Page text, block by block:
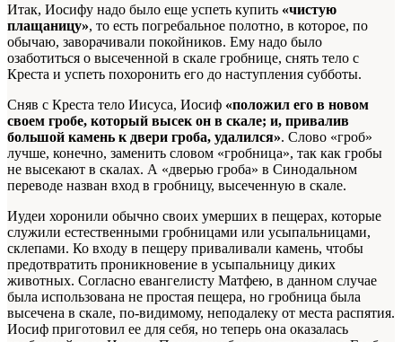
Итак, Иосифу надо было еще успеть купить «чистую
плащаницу», то есть погребальное полотно, в которое, по
обычаю, заворачивали покойников. Ему надо было
озаботиться о высеченной в скале гробнице, снять тело с
Креста и успеть похоронить его до наступления субботы.
Сняв с Креста тело Иисуса, Иосиф «положил его в новом
своем гробе, который высек он в скале; и, привалив
большой камень к двери гроба, удалился». Слово «гроб»
лучше, конечно, заменить словом «гробница», так как гробы
не высекают в скалах. А «дверью гроба» в Синодальном
переводе назван вход в гробницу, высеченную в скале.
Иудеи хоронили обычно своих умерших в пещерах, которые
служили естественными гробницами или усыпальницами,
склепами. Ко входу в пещеру приваливали камень, чтобы
предотвратить проникновение в усыпальницу диких
животных. Согласно евангелисту Матфею, в данном случае
была использована не простая пещера, но гробница была
высечена в скале, по-видимому, неподалеку от места распятия.
Иосиф приготовил ее для себя, но теперь она оказалась